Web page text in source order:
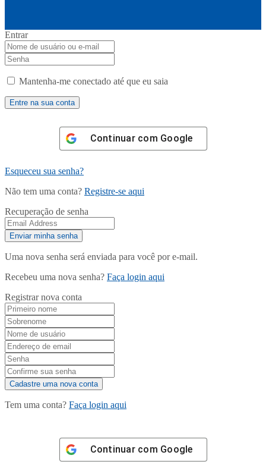
Entrar
Mantenha-me conectado até que eu saia
Continuar com Google
Esqueceu sua senha?
Não tem uma conta? Registre-se aqui
Recuperação de senha
Uma nova senha será enviada para você por e-mail.
Recebeu uma nova senha? Faça login aqui
Registrar nova conta
Tem uma conta? Faça login aqui
Continuar com Google